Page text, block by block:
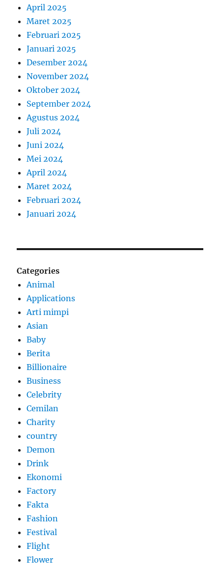
April 2025
Maret 2025
Februari 2025
Januari 2025
Desember 2024
November 2024
Oktober 2024
September 2024
Agustus 2024
Juli 2024
Juni 2024
Mei 2024
April 2024
Maret 2024
Februari 2024
Januari 2024
Categories
Animal
Applications
Arti mimpi
Asian
Baby
Berita
Billionaire
Business
Celebrity
Cemilan
Charity
country
Demon
Drink
Ekonomi
Factory
Fakta
Fashion
Festival
Flight
Flower